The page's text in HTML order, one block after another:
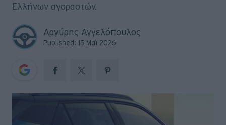
Ελλήνων αγοραστών.
Αργύρης Αγγελόπουλος
Published: 15 Μαϊ 2026
Retro